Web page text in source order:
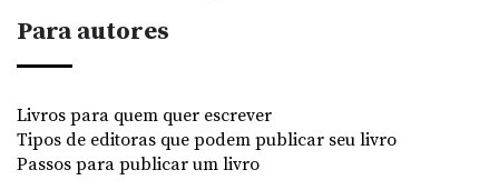
Para autores
Livros para quem quer escrever
Tipos de editoras que podem publicar seu livro
Passos para publicar um livro